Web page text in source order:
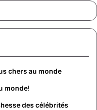
chers au monde
monde!
des célébrités